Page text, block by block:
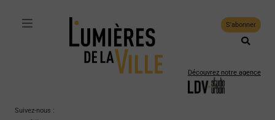
S'abonner
Découvrez notre agence
Suivez-nous :